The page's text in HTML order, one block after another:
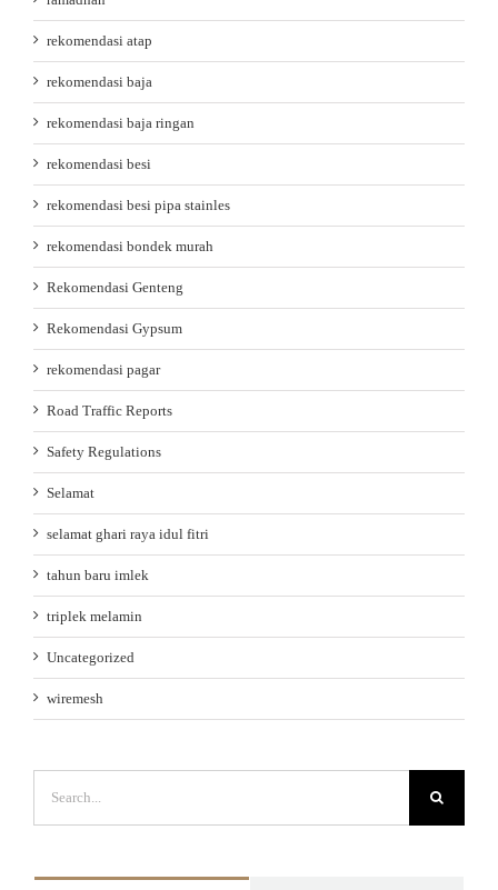
rekomendasi atap
rekomendasi baja
rekomendasi baja ringan
rekomendasi besi
rekomendasi besi pipa stainles
rekomendasi bondek murah
Rekomendasi Genteng
Rekomendasi Gypsum
rekomendasi pagar
Road Traffic Reports
Safety Regulations
Selamat
selamat ghari raya idul fitri
tahun baru imlek
triplek melamin
Uncategorized
wiremesh
for: